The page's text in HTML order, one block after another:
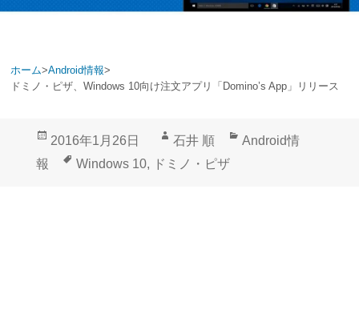
ホーム>Android情報>
ドミノ・ピザ、Windows 10向け注文アプリ「Domino’s App」リリース
投
2016年1月26日
作
成
石井 順
カ
Android情
報
タ
Windows 10, ドミノ・ピザ